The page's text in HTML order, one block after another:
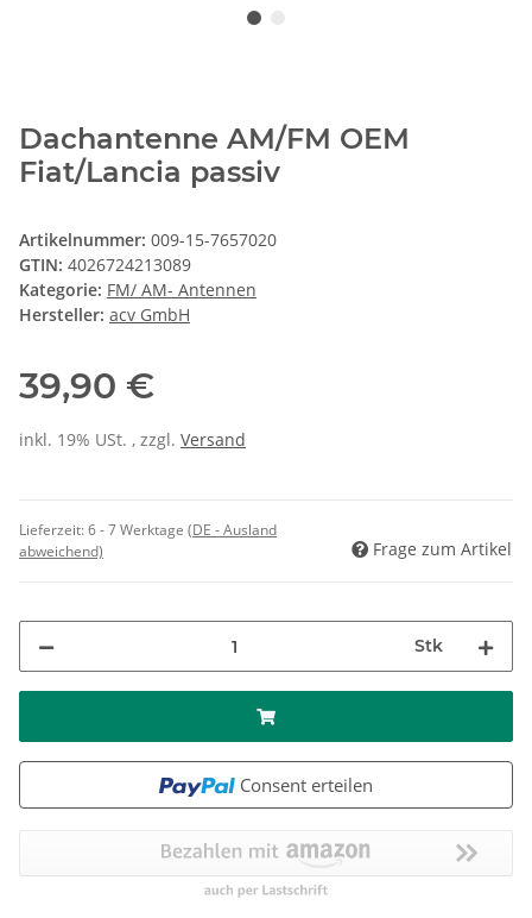
Dachantenne AM/FM OEM
Fiat/Lancia passiv
Artikelnummer: 009-15-7657020
GTIN: 4026724213089
Kategorie: FM/ AM- Antennen
Hersteller: acv GmbH
39,90 €
inkl. 19% USt. , zzgl. Versand
Lieferzeit:6 - 7 Werktage (DE - Ausland
abweichend)
Frage zum Artikel
Stk
Consent erteilen